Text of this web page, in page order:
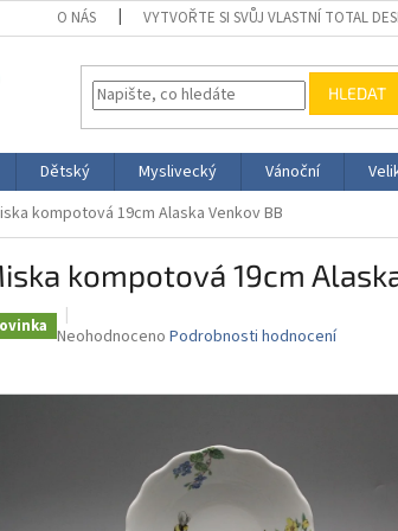
O NÁS VYTVOŘTE SI SVŮJ VLASTNÍ TOTAL
HLEDAT
Dětský Myslivecký Vánoční
kompotová 19cm Alaska Venkov BB
kompotová 19cm
Průměrné
Neohodnoceno Podrobnosti hodnocení